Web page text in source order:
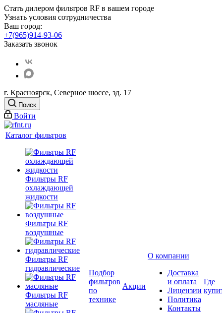
Стать дилером фильтров RF в вашем городе
Узнать условия сотрудничества
Ваш город:
+7(965)914-93-06
Заказать звонок
г. Красноярск, Северное шоссе, зд. 17
Поиск
Войти
Каталог фильтров
Фильтры RF
охлаждающей
жидкости
Фильтры RF
воздушные
Фильтры RF
гидравлические
Фильтры RF
масляные
Подбор
фильтров
по
технике
Акции
О компании
Доставка
и оплата
Лицензии
Политика
Контакты
Где